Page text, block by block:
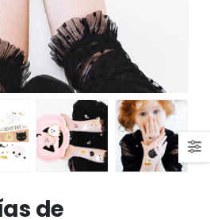
de